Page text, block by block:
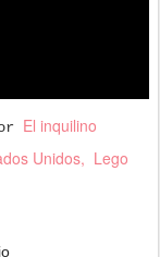
El inquilino
Unidos Lego